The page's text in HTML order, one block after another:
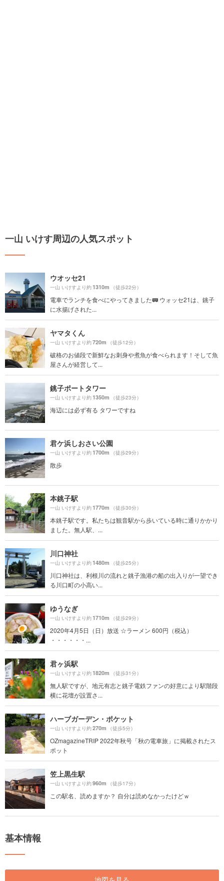
一山 いけす周辺の人気スポット
ウオッセ21
一山 いけすより約1310m （徒歩22分）
電車でランチを食べにやってきました🚃 ウォッセ21は、銚子
に水揚げされた...
ヤマタくん
一山 いけすより約720m （徒歩12分）
破格のお値段で新鮮なお刺身や煮魚が食べられます！そして魚
屋さんが経営して...
銚子ポートタワー
一山 いけすより約1350m （徒歩23分）
海辺には必ず有る タワーですね
君ケ浜しおさい公園
一山 いけすより約1700m （徒歩29分）
散歩
本銚子駅
一山 いけすより約1770m （徒歩30分）
本銚子駅です。私たちは観音駅から歩いている時に通りかかり
ました。無人駅、...
川口神社
一山 いけすより約1480m （徒歩25分）
川口神社は、利根川の流れと銚子漁港の船の出入りが一望でき
る川口町の小高い...
ゆうなぎ
一山 いけすより約1710m （徒歩29分）
2020年4月5日（日）放送 ☆ラーメン 600円（税込）
・・・・・・...
君ヶ浜駅
一山 いけすより約1820m （徒歩31分）
無人駅ですが、地元有志と銚子電鉄ファンの好意により駅階段
横に花壇が設置さ...
ハーブガーデン・ポケット
一山 いけすより約270m （徒歩5分）
OZmagazineTRIP 2022年秋号「秋の電車旅」に掲載されたス
ポット
笠上黒生駅
一山 いけすより約960m （徒歩17分）
この駅名、読めますか？ 自分は読めなかったけどｗ
基本情報